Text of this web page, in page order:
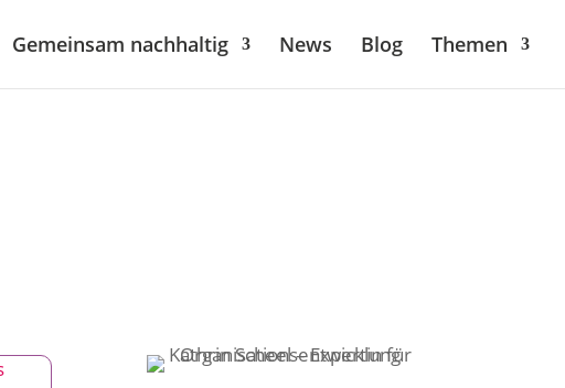
Gemeinsam nachhaltig News Blog Themen